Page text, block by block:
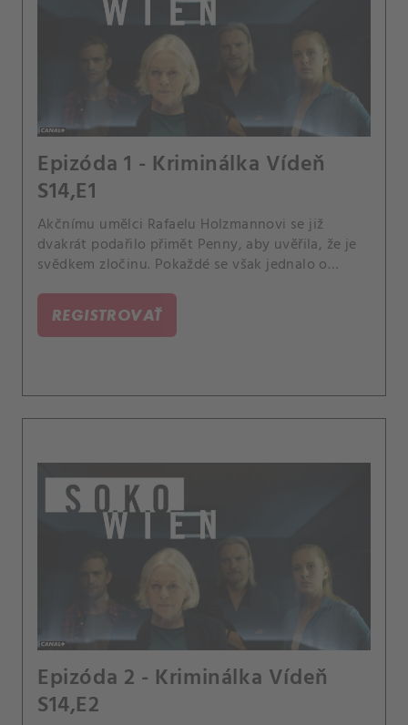
Epizóda 1 - Kriminálka Vídeň
S14,E1
Akčnímu umělci Rafaelu Holzmannovi se již
dvakrát podařilo přimět Penny, aby uvěřila, že je
svědkem zločinu. Pokaždé se však jednalo o
umění.
REGISTROVAŤ
Epizóda 2 - Kriminálka Vídeň
S14,E2